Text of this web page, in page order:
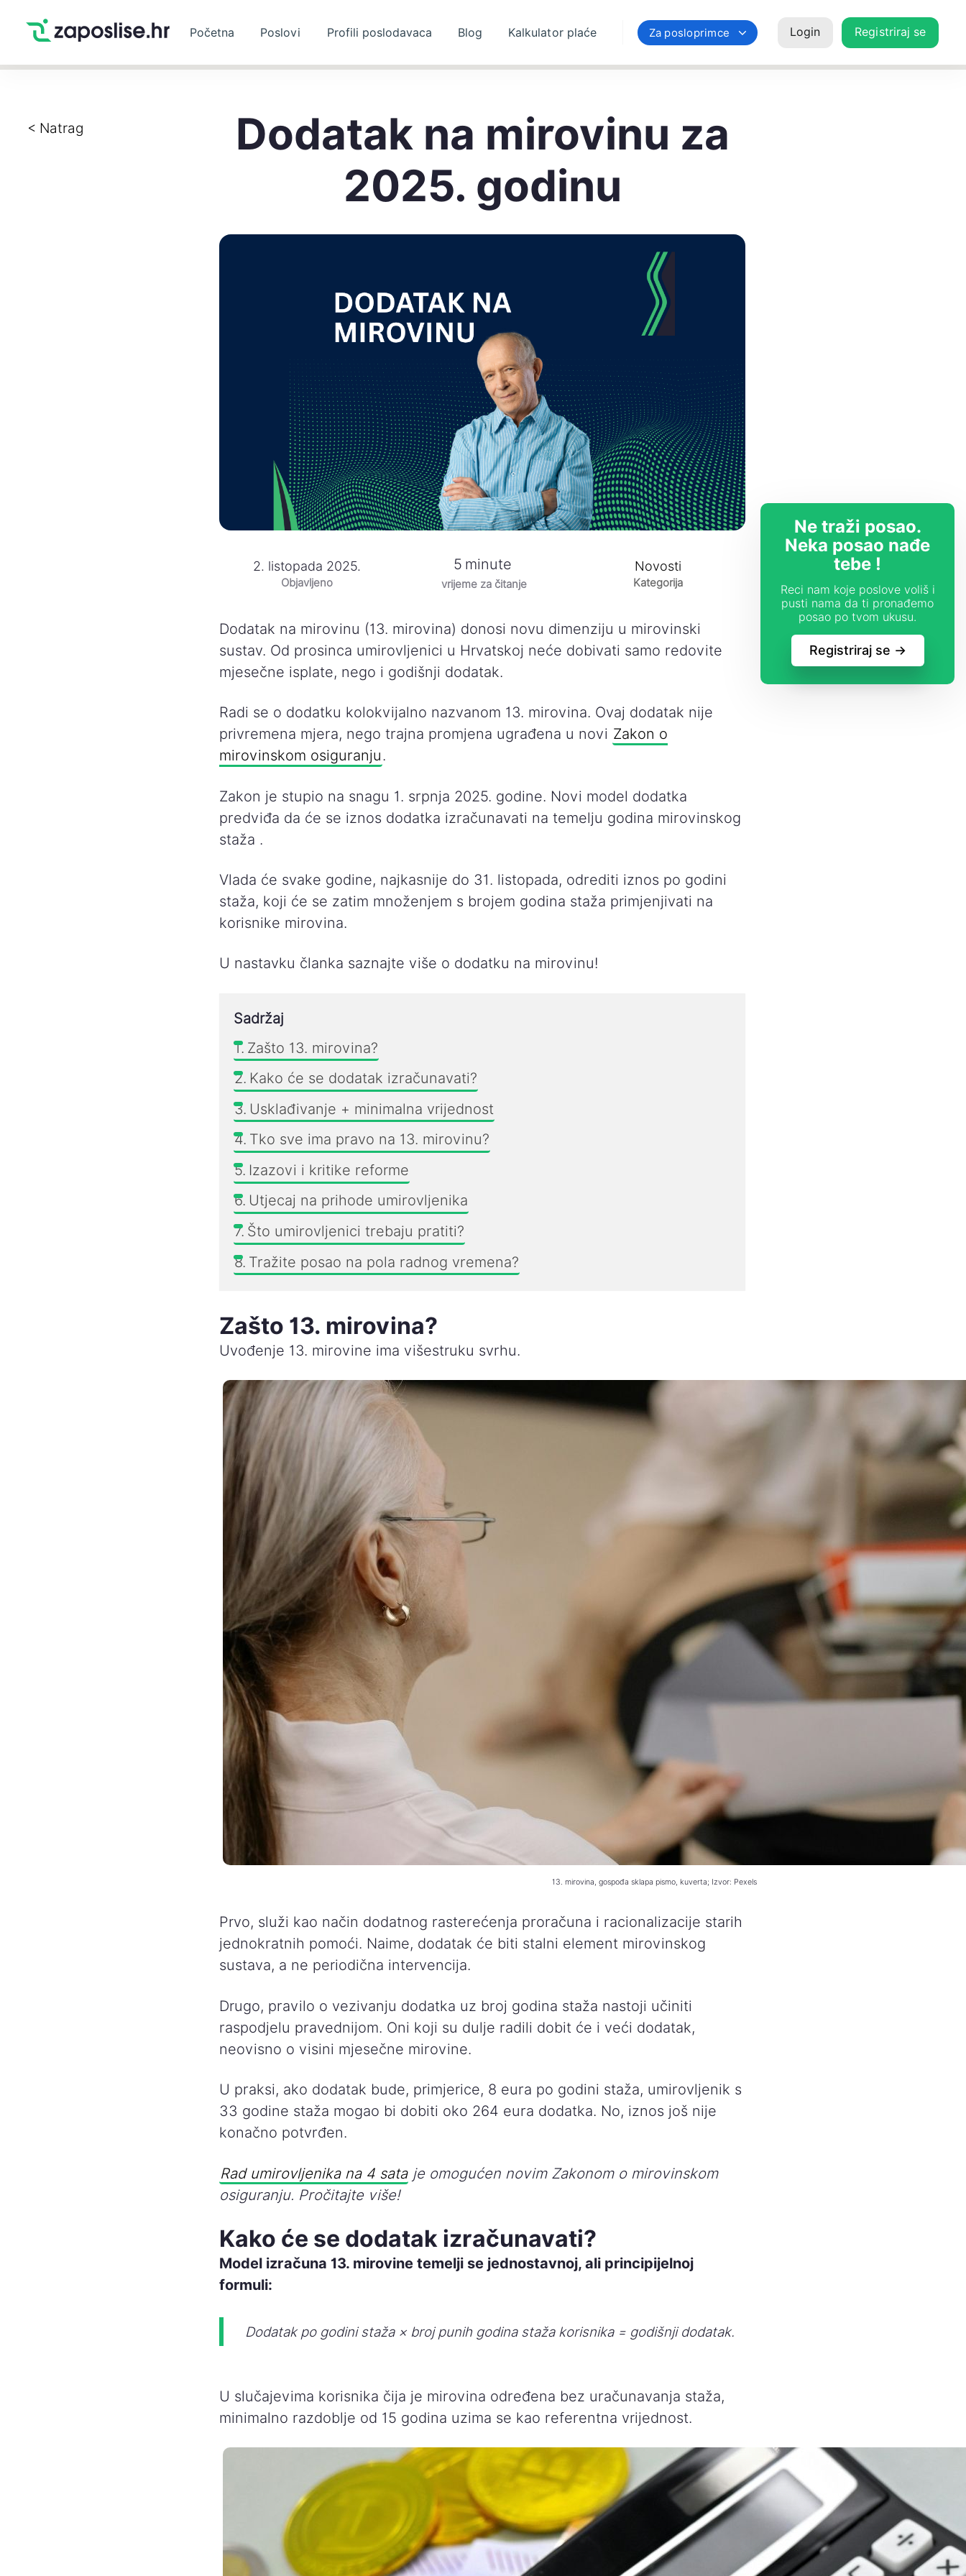
Početna Poslovi Profili poslodavaca Blog Kalkulator plaće Za posloprimce Login Registriraj se
< Natrag
Dodatak na mirovinu za
2025. godinu
2. listopada 2025.
Objavljeno vrijeme za čitanje
5 minute Novosti
Kategorija
Dodatak na mirovinu (13. mirovina) donosi novu dimenziju u mirovinski
sustav. Od prosinca umirovljenici u Hrvatskoj neće dobivati samo redovite
mjesečne isplate, nego i godišnji dodatak.
Radi se o dodatku kolokvijalno nazvanom 13. mirovina. Ovaj dodatak nije
privremena mjera, nego trajna promjena ugrađena u novi Zakon o
mirovinskom osiguranju.
Zakon je stupio na snagu 1. srpnja 2025. godine. Novi model dodatka
predviđa da će se iznos dodatka izračunavati na temelju godina mirovinskog
staža .
Vlada će svake godine, najkasnije do 31. listopada, odrediti iznos po godini
staža, koji će se zatim množenjem s brojem godina staža primjenjivati na
korisnike mirovina.
U nastavku članka saznajte više o dodatku na mirovinu!
Sadržaj
Zašto 13. mirovina?
Kako će se dodatak izračunavati?
Usklađivanje + minimalna vrijednost
Tko sve ima pravo na 13. mirovinu?
Izazovi i kritike reforme
Utjecaj na prihode umirovljenika
Što umirovljenici trebaju pratiti?
Tražite posao na pola radnog vremena?
Zašto 13. mirovina?
Uvođenje 13. mirovine ima višestruku svrhu.
13. mirovina, gospođa sklapa pismo, kuverta; Izvor: Pexels
Prvo, služi kao način dodatnog rasterećenja proračuna i racionalizacije starih
jednokratnih pomoći. Naime, dodatak će biti stalni element mirovinskog
sustava, a ne periodična intervencija.
Drugo, pravilo o vezivanju dodatka uz broj godina staža nastoji učiniti
raspodjelu pravednijom. Oni koji su dulje radili dobit će i veći dodatak,
neovisno o visini mjesečne mirovine.
U praksi, ako dodatak bude, primjerice, 8 eura po godini staža, umirovljenik s
33 godine staža mogao bi dobiti oko 264 eura dodatka. No, iznos još nije
konačno potvrđen.
Rad umirovljenika na 4 sataje omogućen novim Zakonom o mirovinskom
osiguranju. Pročitajte više!
Kako će se dodatak izračunavati?
Model izračuna 13. mirovine temelji se jednostavnoj, ali principijelnoj
formuli:
Dodatak po godini staža × broj punih godina staža korisnika = godišnji dodatak.
U slučajevima korisnika čija je mirovina određena bez uračunavanja staža,
minimalno razdoblje od 15 godina uzima se kao referentna vrijednost.
Ne traži posao.
Neka posao nađe
tebe !
Reci nam koje poslove voliš i
pusti nama da ti pronađemo
posao po tvom ukusu.
Registriraj se ->